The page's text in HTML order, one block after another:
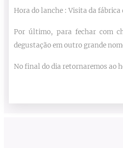
Hora do lanche : Visita da fábrica
Por último, para fechar com
degustação em outro grande
No final do dia retornaremos ao